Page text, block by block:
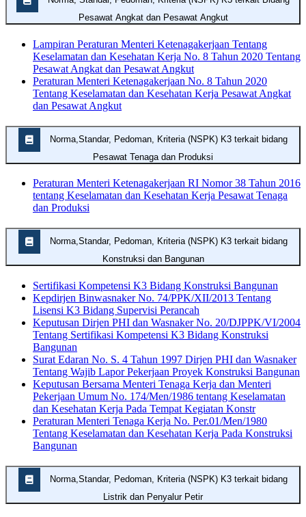
Pesawat Angkat dan Pesawat Angkut
Lampiran Peraturan Menteri Ketenagakerjaan Tentang
Keselamatan dan Kesehatan Kerja No. 8 Tahun 2020 Tentang
Pesawat Angkat dan Pesawat Angkut
Peraturan Menteri Ketenagakerjaan No. 8 Tahun 2020
Tentang Keselamatan dan Kesehatan Kerja Pesawat Angkat
dan Pesawat Angkut
Pesawat Tenaga dan Produksi
Peraturan Menteri Ketenagakerjaan RI Nomor 38 Tahun 2016
tentang Keselamatan dan Kesehatan Kerja Pesawat Tenaga
dan Produksi
Konstruksi dan Bangunan
Sertifikasi Kompetensi K3 Bidang Konstruksi Bangunan
Kepdirjen Binwasnaker No. 74/PPK/XII/2013 Tentang
Lisensi K3 Bidang Supervisi Perancah
Keputusan Dirjen PHI dan Wasnaker No. 20/DJPPK/VI/2004
Tentang Sertifikasi Kompetensi K3 Bidang Konstruksi
Bangunan
Surat Edaran No. S. 4 Tahun 1997 Dirjen PHI dan Wasnaker
Tentang Wajib Lapor Pekerjaan Proyek Konstruksi Bangunan
Keputusan Bersama Menteri Tenaga Kerja dan Menteri
Pekerjaan Umum No. 174/Men/1986 tentang Keselamatan
dan Kesehatan Kerja Pada Tempat Kegiatan Konstr
Peraturan Menteri Tenaga Kerja No. Per.01/Men/1980
Tentang Keselamatan dan Kesehatan Kerja Pada Konstruksi
Bangunan
Listrik dan Penyalur Petir